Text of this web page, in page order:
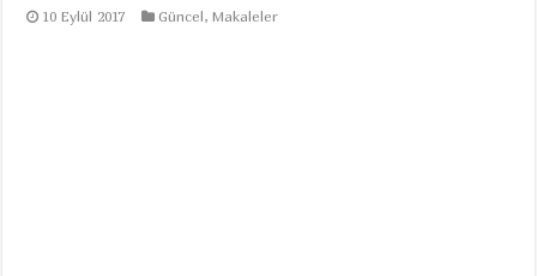
10 Eylül 2017 Güncel,Makaleler